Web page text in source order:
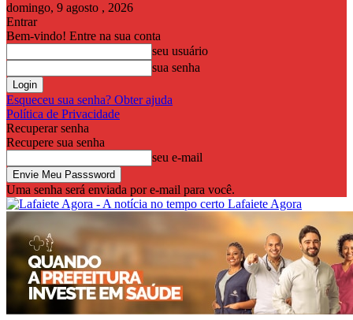
domingo, 9 agosto , 2026
Entrar
Bem-vindo! Entre na sua conta
seu usuário
sua senha
Esqueceu sua senha? Obter ajuda
Política de Privacidade
Recuperar senha
Recupere sua senha
seu e-mail
Uma senha será enviada por e-mail para você.
Lafaiete Agora